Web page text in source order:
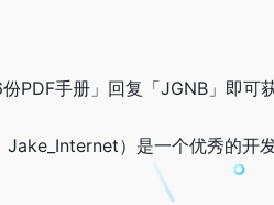
PDF手册」回复「JGNB」即可
Jake_Internet）是一个优秀的开